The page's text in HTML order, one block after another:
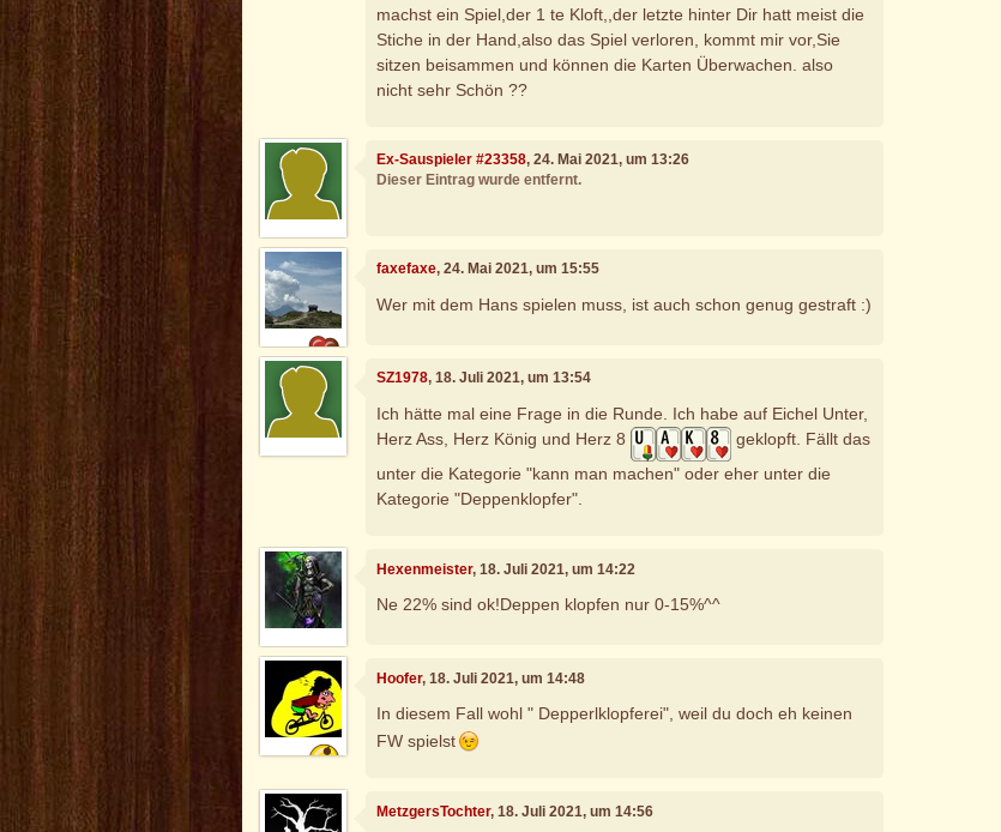
machst ein Spiel,der 1 te Kloft,,der letzte hinter Dir hatt meist die
Stiche in der Hand,also das Spiel verloren, kommt mir vor,Sie
sitzen beisammen und können die Karten Überwachen. also
nicht sehr Schön ??
Ex-Sauspieler #23358, 24. Mai 2021, um 13:26
Dieser Eintrag wurde entfernt.
faxefaxe, 24. Mai 2021, um 15:55
Wer mit dem Hans spielen muss, ist auch schon genug gestraft :)
SZ1978, 18. Juli 2021, um 13:54
Ich hätte mal eine Frage in die Runde. Ich habe auf Eichel Unter,
Herz Ass, Herz König und Herz 8
geklopft. Fällt das
unter die Kategorie "kann man machen" oder eher unter die
Kategorie "Deppenklopfer".
Hexenmeister, 18. Juli 2021, um 14:22
Ne 22% sind ok!Deppen klopfen nur 0-15%^^
Hoofer, 18. Juli 2021, um 14:48
In diesem Fall wohl " Depperlklopferei", weil du doch eh keinen
FW spielst
MetzgersTochter, 18. Juli 2021, um 14:56